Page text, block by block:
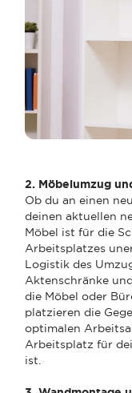
2. Möbelumzug
Ob du an einen
deinen aktuellen
Möbel ist für die
Arbeitsplatzes
Logistik des
Aktenschränke
die Möbel oder
platzieren die
optimalen
Arbeitsplatz für
ist.